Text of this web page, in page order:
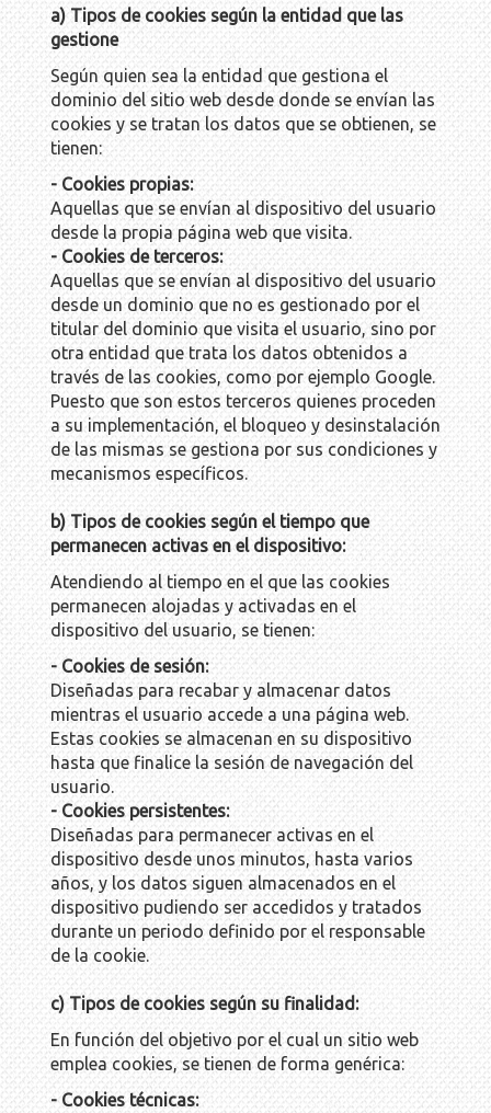
a) Tipos de cookies según la entidad que las
gestione
Según quien sea la entidad que gestiona el
dominio del sitio web desde donde se envían las
cookies y se tratan los datos que se obtienen, se
tienen:
- Cookies propias:
Aquellas que se envían al dispositivo del usuario
desde la propia página web que visita.
- Cookies de terceros:
Aquellas que se envían al dispositivo del usuario
desde un dominio que no es gestionado por el
titular del dominio que visita el usuario, sino por
otra entidad que trata los datos obtenidos a
través de las cookies, como por ejemplo Google.
Puesto que son estos terceros quienes proceden
a su implementación, el bloqueo y desinstalación
de las mismas se gestiona por sus condiciones y
mecanismos específicos.
b) Tipos de cookies según el tiempo que
permanecen activas en el dispositivo:
Atendiendo al tiempo en el que las cookies
permanecen alojadas y activadas en el
dispositivo del usuario, se tienen:
- Cookies de sesión:
Diseñadas para recabar y almacenar datos
mientras el usuario accede a una página web.
Estas cookies se almacenan en su dispositivo
hasta que finalice la sesión de navegación del
usuario.
- Cookies persistentes:
Diseñadas para permanecer activas en el
dispositivo desde unos minutos, hasta varios
años, y los datos siguen almacenados en el
dispositivo pudiendo ser accedidos y tratados
durante un periodo definido por el responsable
de la cookie.
c) Tipos de cookies según su finalidad:
En función del objetivo por el cual un sitio web
emplea cookies, se tienen de forma genérica:
- Cookies técnicas: